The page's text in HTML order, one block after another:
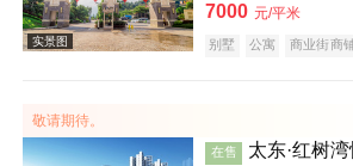
7000 元/平米
别墅 公寓 商业街商
敬请期待。
在售 太东·红树